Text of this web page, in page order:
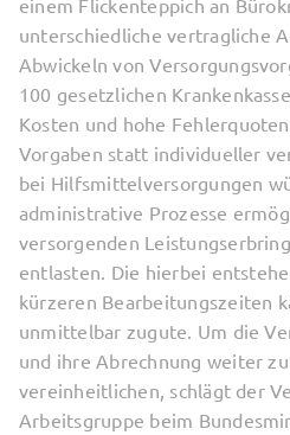
unterschiedliche vertragliche
Abwickeln von
100 gesetzlichen
Kosten und hohe
Vorgaben statt individueller
bei Hilfsmittelversorgungen
administrative Prozesse
versorgenden
entlasten. Die hierbei
kürzeren Bearbeitungszeiten
unmittelbar zugute. Um die
und ihre Abrechnung weiter
vereinheitlichen, schlägt der
Arbeitsgruppe beim